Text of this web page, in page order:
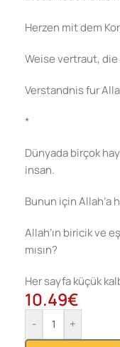
Herzen mit dem
Weise vertraut,
Verstandnis fur
*
Dünyada birçok
insan.
Bunun için Allah’a
Allah’ın biricik ve
mısın?
Her sayfa küçük
10.49€
- +